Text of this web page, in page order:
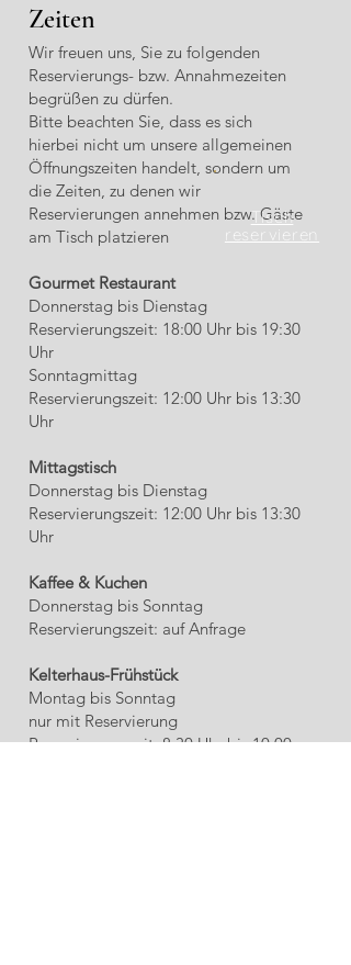
Zeiten
Wir freuen uns, Sie zu folgenden
Reservierungs- bzw. Annahmezeiten
begrüßen zu dürfen.
Bitte beachten Sie, dass es sich
hierbei nicht um unsere allgemeinen
Öffnungszeiten handelt, sondern um
die Zeiten, zu denen wir
Reservierungen annehmen bzw. Gäste
am Tisch platzieren
Gourmet Restaurant
Donnerstag bis Dienstag
Reservierungszeit: 18:00 Uhr bis 19:30
Uhr
Sonntagmittag
Reservierungszeit: 12:00 Uhr bis 13:30
Uhr
Mittagstisch
Donnerstag bis Dienstag
Reservierungszeit: 12:00 Uhr bis 13:30
Uhr
Kaffee & Kuchen
Donnerstag bis Sonntag
Reservierungszeit: auf Anfrage
Kelterhaus-Frühstück
Montag bis Sonntag
nur mit Reservierung
Reservierungszeit: 8:30 Uhr bis 10:00
Tisch
reservieren